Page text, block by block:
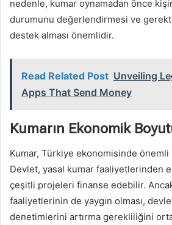
nedenle, kumar oynamadan önce
durumunu değerlendirmesi ve
destek alması önemlidir.
Read Related Post Unveiling
Apps That Send Money
Kumarın Ekonomik
Kumar, Türkiye ekonomisinde önemli
Devlet, yasal kumar faaliyetlerinden
çeşitli projeleri finanse edebilir.
faaliyetlerinin de yaygın olması,
denetimlerini artırma gerekliliğini